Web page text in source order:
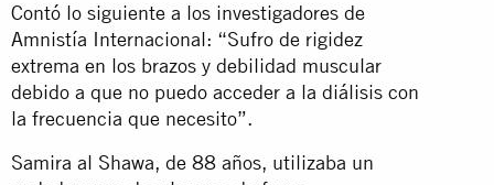
Contó lo siguiente a los investigadores de
Amnistía Internacional: “Sufro de rigidez
extrema en los brazos y debilidad muscular
debido a que no puedo acceder a la diálisis con
la frecuencia que necesito”.
Samira al Shawa, de 88 años, utilizaba un